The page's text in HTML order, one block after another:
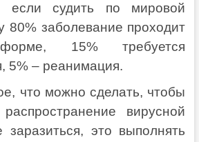
если судить по мировой
80% заболевание проходит
15% требуется
5% – реанимация.
что можно сделать, чтобы
распространение вирусной
это выполнять